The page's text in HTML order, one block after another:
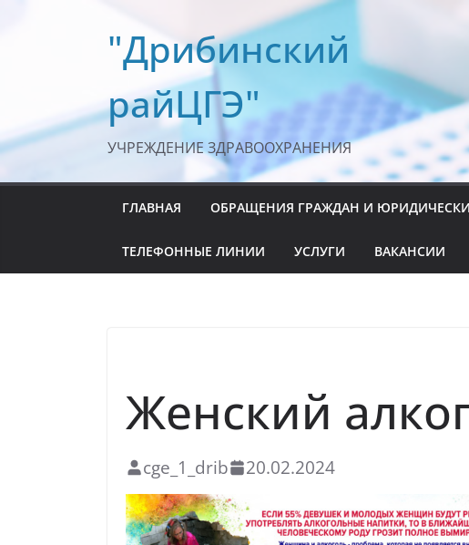
"Дрибинский
райЦГЭ"
УЧРЕЖДЕНИЕ ЗДРАВООХРАНЕНИЯ
ГЛАВНАЯ ОБРАЩЕНИЯ ГРАЖДАН И
ТЕЛЕФОННЫЕ ЛИНИИ УСЛУГИ ВАКАНСИИ
Женский
cge_1_drib 20.02.2024